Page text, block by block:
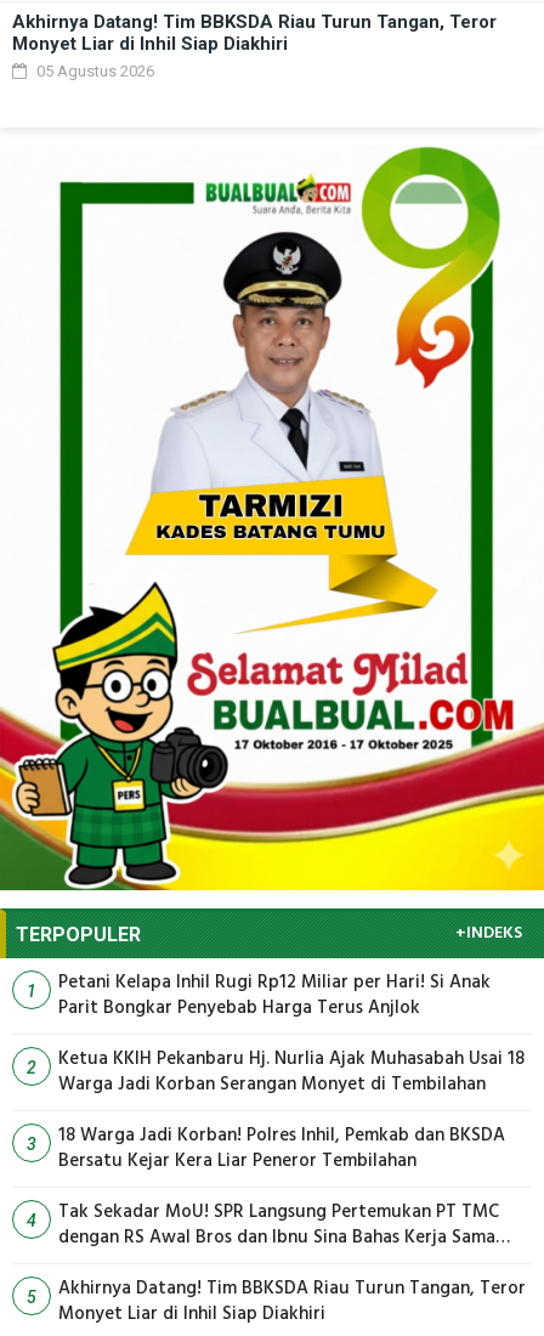
Akhirnya Datang! Tim BBKSDA Riau Turun Tangan, Teror
Monyet Liar di Inhil Siap Diakhiri
05 Agustus 2026
TERPOPULER +INDEKS
1
Petani Kelapa Inhil Rugi Rp12 Miliar per Hari! Si Anak
Parit Bongkar Penyebab Harga Terus Anjlok
2
Ketua KKIH Pekanbaru Hj. Nurlia Ajak Muhasabah Usai 18
Warga Jadi Korban Serangan Monyet di Tembilahan
3
18 Warga Jadi Korban! Polres Inhil, Pemkab dan BKSDA
Bersatu Kejar Kera Liar Peneror Tembilahan
4
Tak Sekadar MoU! SPR Langsung Pertemukan PT TMC
dengan RS Awal Bros dan Ibnu Sina Bahas Kerja Sama
5
Akhirnya Datang! Tim BBKSDA Riau Turun Tangan, Teror
Monyet Liar di Inhil Siap Diakhiri